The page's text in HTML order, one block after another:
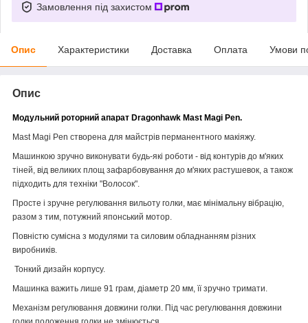
Замовлення під захистом
Опис Характеристики Доставка Оплата Умови
Опис
Модульний роторний апарат Dragonhawk Mast Magi Pen.
Mast Magi Pen створена для майстрів перманентного макіяжу.
Машинкою зручно виконувати будь-які роботи - від контурів до м'яких
тіней, від великих площ зафарбовування до м'яких растушевок, а також
підходить для техніки "Волосок".
Просте і зручне регулювання вильоту голки, має мінімальну вібрацію,
разом з тим, потужний японський мотор.
Повністю сумісна з модулями та силовим обладнанням різних
виробників.
Тонкий дизайн корпусу.
Машинка важить лише 91 грам, діаметр 20 мм, її зручно тримати.
Механізм регулювання довжини голки. Під час регулювання довжини